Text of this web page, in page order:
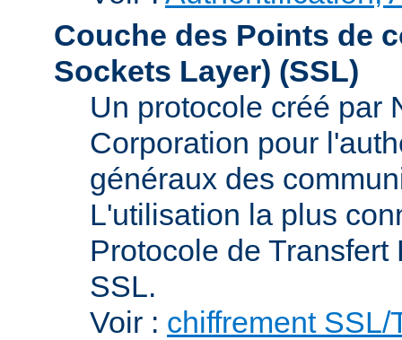
Couche des Points de
Sockets Layer) (SSL)
Un protocole créé par
Corporation pour
généraux des
L'utilisation la plus
Protocole de
SSL.
Voir : chiffrement SSL/